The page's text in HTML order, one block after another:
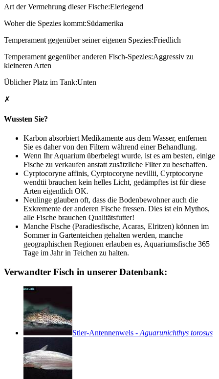
Art der Vermehrung dieser Fische:Eierlegend
Woher die Spezies kommt:Südamerika
Temperament gegenüber seiner eigenen Spezies:Friedlich
Temperament gegenüber anderen Fisch-Spezies:Aggressiv zu
kleineren Arten
Üblicher Platz im Tank:Unten
✗
Wussten Sie?
Karbon absorbiert Medikamente aus dem Wasser, entfernen
Sie es daher von den Filtern während einer Behandlung.
Wenn Ihr Aquarium überbelegt wurde, ist es am besten, einige
Fische zu verkaufen anstatt zusätzliche Filter zu beschaffen.
Cyrptocoryne affinis, Cyrptocoryne nevillii, Cyrptocoryne
wendtii brauchen kein helles Licht, gedämpftes ist für diese
Arten eigentlich OK.
Neulinge glauben oft, dass die Bodenbewohner auch die
Exkremente der anderen Fische fressen. Dies ist ein Mythos,
alle Fische brauchen Qualitätsfutter!
Manche Fische (Paradiesfische, Acaras, Elritzen) können im
Sommer in Gartenteichen gehalten werden, manche
geographischen Regionen erlauben es, Aquariumsfische 365
Tage im Jahr in Teichen zu halten.
Verwandter Fisch in unserer Datenbank:
Stier-Antennenwels - Aguarunichthys torosus